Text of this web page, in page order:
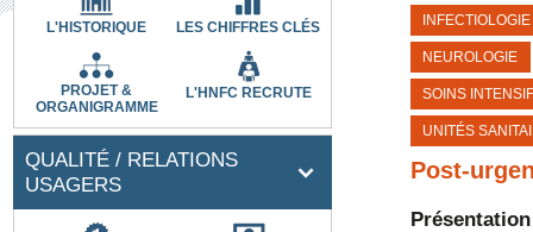
L'HISTORIQUE LES CHIFFRES CLÉS
PROJET &
ORGANIGRAMME
L'HNFC RECRUTE
QUALITÉ / RELATIONS
USAGERS
INFECTIOLOGIE
NEUROLOGIE
SOINS
UNITÉS
Post-